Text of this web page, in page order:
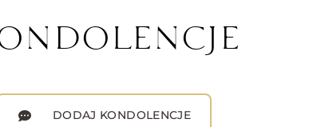
DODAJ KONDOLENCJE